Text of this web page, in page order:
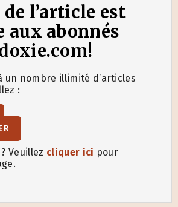
l’article est
aux abonnés
un nombre illimité d’articles
:
Veuillez cliquer ici pour